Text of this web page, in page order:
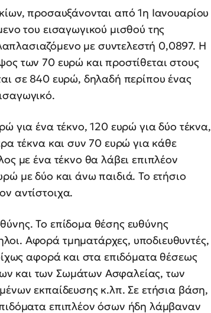
προσαυξάνονται από 1η Ιανουαρίου
του εισαγωγικού μισθού της
με συντελεστή 0,0897. Η
των 70 ευρώ και προστίθεται στους
σε 840 ευρώ, δηλαδή περίπου ένας
για ένα τέκνο, 120 ευρώ για δύο τέκνα,
τέκνα και συν 70 ευρώ για κάθε
με ένα τέκνο θα λάβει επιπλέον
με δύο και άνω παιδιά. Το ετήσιο
αντίστοιχα.
Το επίδομα θέσης ευθύνης
Αφορά τμηματάρχες, υποδιευθυντές,
αφορά και στα επιδόματα θέσεως
και των Σωμάτων Ασφαλείας, των
εκπαίδευσης κ.λπ. Σε ετήσια βάση,
επιπλέον όσων ήδη λάμβαναν